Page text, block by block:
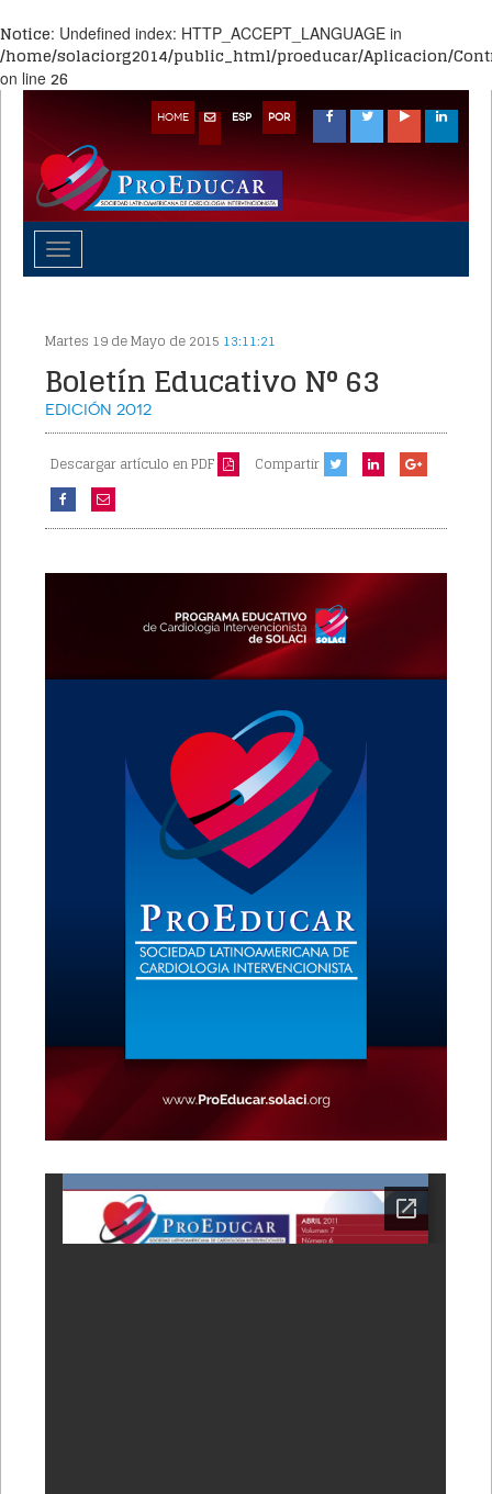
Notice: Undefined index: HTTP_ACCEPT_LANGUAGE in
/home/solaciorg2014/public_html/proeducar/Aplicacion/
on line 26
HOME ESP POR
Toggle
navigation
Martes 19 de Mayo de 2015 13:11:21
Boletín Educativo N° 63
Edición2012
Descargar artículo en PDF Compartir